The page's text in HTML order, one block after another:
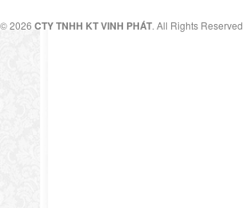
© 2026 CTY TNHH KT VINH PHÁT. All Rights Reserved